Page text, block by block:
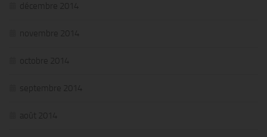
décembre 2014
novembre 2014
octobre 2014
septembre 2014
août 2014